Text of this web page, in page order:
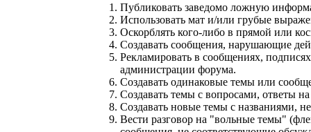
Публиковать заведомо ложнyю
Использовать мат и/или грубые
Оскорблять кого-либо в прямой или
Создавать сообщения, наpyшающие
Рекламировать в сообщениях,
администрации форума.
Создавать одинаковые темы или
Создавать темы с вопросами, ответы
Создавать новые темы с названиями,
Вести разговор на "вольные темы"